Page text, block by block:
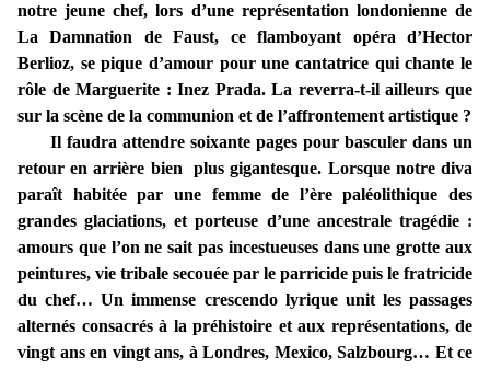
notre jeune chef, lors d’une représentation londonienne de
La Damnation de Faust, ce flamboyant opéra d’Hector
Berlioz, se pique d’amour pour une cantatrice qui chante le
rôle de Marguerite : Inez Prada. La reverra-t-il ailleurs que
sur la scène de la communion et de l’affrontement artistique ?
Il faudra attendre soixante pages pour basculer dans un
retour en arrière bien plus gigantesque. Lorsque notre diva
paraît habitée par une femme de l’ère paléolithique des
grandes glaciations, et porteuse d’une ancestrale tragédie :
amours que l’on ne sait pas incestueuses dans une grotte aux
peintures, vie tribale secouée par le parricide puis le fratricide
du chef… Un immense crescendo lyrique unit les passages
alternés consacrés à la préhistoire et aux représentations, de
vingt ans en vingt ans, à Londres, Mexico, Salzbourg… Et ce